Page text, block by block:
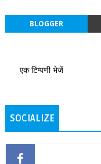
BLOGGER
एक टिप्पणी भेजें
SOCIALIZE